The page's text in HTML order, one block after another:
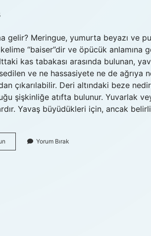
gelir? Meringue, yumurta beyazı ve
“baiser”dir ve öpücük
kas tabakası arasında bulunan,
ve ne hassasiyete ne de ağrıya
çıkarılabilir. Deri altındaki beze
şişkinliğe atıfta bulunur. Yuvarlak
Yavaş büyüdükleri için, ancak
Nedir
Yorum Bırak